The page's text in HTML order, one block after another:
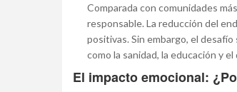
Comparada con comunidades
responsable. La reducción del
positivas. Sin embargo, el
como la sanidad, la educación y
El impacto emocional: